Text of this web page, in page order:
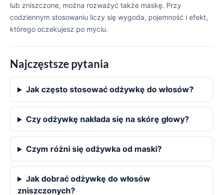
lub zniszczone, można rozważyć także maskę. Przy
codziennym stosowaniu liczy się wygoda, pojemność i efekt,
którego oczekujesz po myciu.
Najczęstsze pytania
Jak często stosować odżywkę do włosów?
Czy odżywkę nakłada się na skórę głowy?
Czym różni się odżywka od maski?
Jak dobrać odżywkę do włosów
zniszczonych?